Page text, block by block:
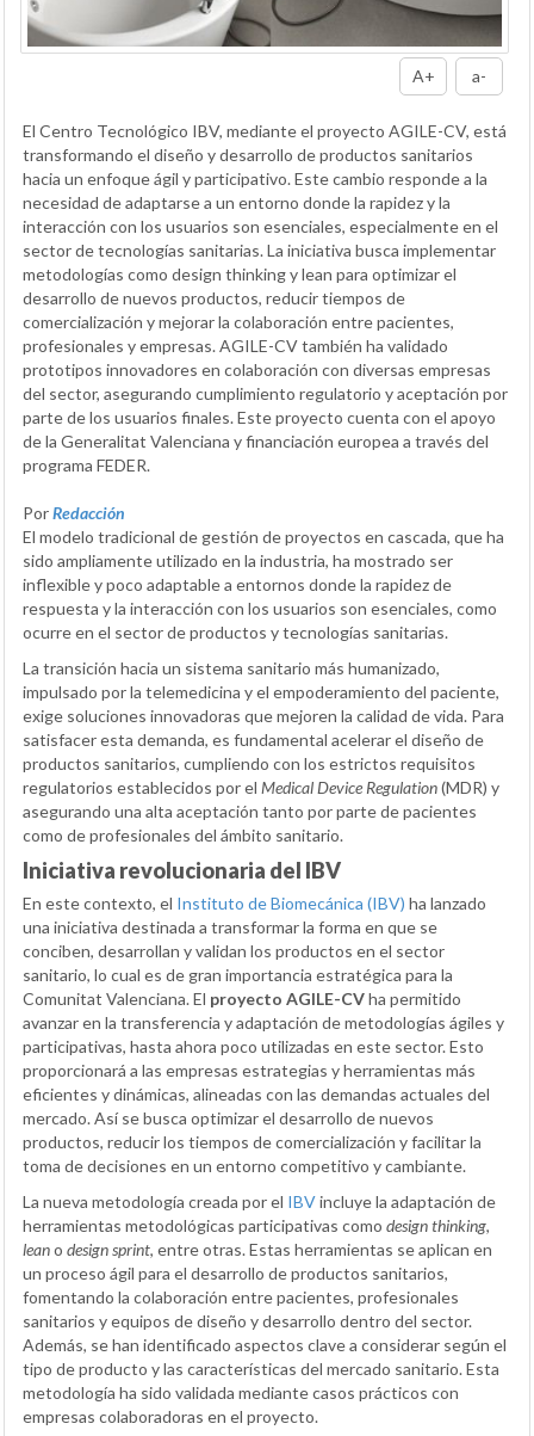
A+ a-
El Centro Tecnológico IBV, mediante el proyecto AGILE-CV, está
transformando el diseño y desarrollo de productos sanitarios
hacia un enfoque ágil y participativo. Este cambio responde a la
necesidad de adaptarse a un entorno donde la rapidez y la
interacción con los usuarios son esenciales, especialmente en el
sector de tecnologías sanitarias. La iniciativa busca implementar
metodologías como design thinking y lean para optimizar el
desarrollo de nuevos productos, reducir tiempos de
comercialización y mejorar la colaboración entre pacientes,
profesionales y empresas. AGILE-CV también ha validado
prototipos innovadores en colaboración con diversas empresas
del sector, asegurando cumplimiento regulatorio y aceptación por
parte de los usuarios finales. Este proyecto cuenta con el apoyo
de la Generalitat Valenciana y financiación europea a través del
programa FEDER.
PorRedacción
El modelo tradicional de gestión de proyectos en cascada, que ha
sido ampliamente utilizado en la industria, ha mostrado ser
inflexible y poco adaptable a entornos donde la rapidez de
respuesta y la interacción con los usuarios son esenciales, como
ocurre en el sector de productos y tecnologías sanitarias.
La transición hacia un sistema sanitario más humanizado,
impulsado por la telemedicina y el empoderamiento del paciente,
exige soluciones innovadoras que mejoren la calidad de vida. Para
satisfacer esta demanda, es fundamental acelerar el diseño de
productos sanitarios, cumpliendo con los estrictos requisitos
regulatorios establecidos por el Medical Device Regulation(MDR) y
asegurando una alta aceptación tanto por parte de pacientes
como de profesionales del ámbito sanitario.
Iniciativa revolucionaria del IBV
En este contexto, el Instituto de Biomecánica (IBV) ha lanzado
una iniciativa destinada a transformar la forma en que se
conciben, desarrollan y validan los productos en el sector
sanitario, lo cual es de gran importancia estratégica para la
Comunitat Valenciana. El proyecto AGILE-CVha permitido
avanzar en la transferencia y adaptación de metodologías ágiles y
participativas, hasta ahora poco utilizadas en este sector. Esto
proporcionará a las empresas estrategias y herramientas más
eficientes y dinámicas, alineadas con las demandas actuales del
mercado. Así se busca optimizar el desarrollo de nuevos
productos, reducir los tiempos de comercialización y facilitar la
toma de decisiones en un entorno competitivo y cambiante.
La nueva metodología creada por el IBVincluye la adaptación de
herramientas metodológicas participativas como design thinking,
leano design sprint, entre otras. Estas herramientas se aplican en
un proceso ágil para el desarrollo de productos sanitarios,
fomentando la colaboración entre pacientes, profesionales
sanitarios y equipos de diseño y desarrollo dentro del sector.
Además, se han identificado aspectos clave a considerar según el
tipo de producto y las características del mercado sanitario. Esta
metodología ha sido validada mediante casos prácticos con
empresas colaboradoras en el proyecto.